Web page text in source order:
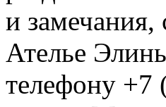
и замечания,
Ателье
телефону +7